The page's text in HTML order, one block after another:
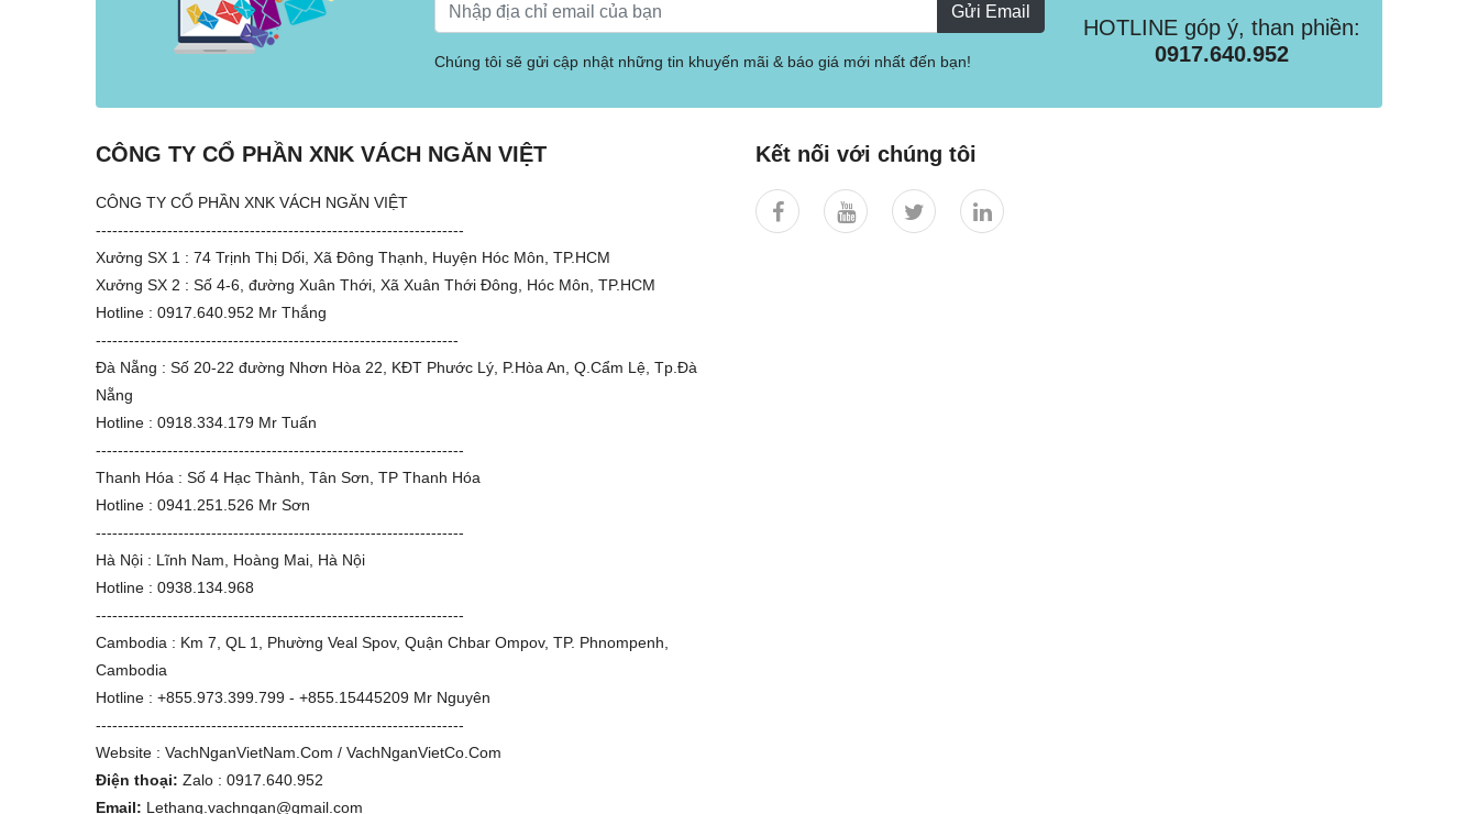
Gửi Email
Chúng tôi sẽ gửi cập nhật những tin khuyến mãi & báo giá mới nhất đến bạn!
HOTLINE góp ý, than phiền:
0917.640.952
CÔNG TY CỔ PHẦN XNK VÁCH NGĂN VIỆT
CÔNG TY CỔ PHẦN XNK VÁCH NGĂN VIỆT
-------------------------------------------------------------------
Xưởng SX 1 : 74 Trịnh Thị Dối, Xã Đông Thạnh, Huyện Hóc Môn, TP.HCM
Xưởng SX 2 : Số 4-6, đường Xuân Thới, Xã Xuân Thới Đông, Hóc Môn, TP.HCM
Hotline : 0917.640.952 Mr Thắng
------------------------------------------------------------------
Đà Nẵng : Số 20-22 đường Nhơn Hòa 22, KĐT Phước Lý, P.Hòa An, Q.Cẩm Lệ, Tp.Đà
Nẵng
Hotline : 0918.334.179 Mr Tuấn
-------------------------------------------------------------------
Thanh Hóa : Số 4 Hạc Thành, Tân Sơn, TP Thanh Hóa
Hotline : 0941.251.526 Mr Sơn
-------------------------------------------------------------------
Hà Nội : Lĩnh Nam, Hoàng Mai, Hà Nội
Hotline : 0938.134.968
-------------------------------------------------------------------
Cambodia : Km 7, QL 1, Phường Veal Spov, Quận Chbar Ompov, TP. Phnompenh,
Cambodia
Hotline : +855.973.399.799 - +855.15445209 Mr Nguyên
-------------------------------------------------------------------
Website : VachNganVietNam.Com / VachNganVietCo.Com
Điện thoại: Zalo : 0917.640.952
Email: Lethang.vachngan@gmail.com
Kết nối với chúng tôi